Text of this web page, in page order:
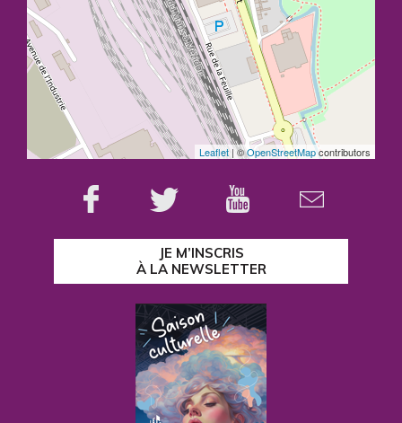
Leaflet | ©OpenStreetMapcontributors
JE M’INSCRIS
À LA NEWSLETTER